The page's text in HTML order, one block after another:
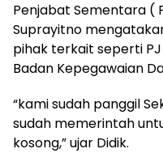
Penjabat Sementara (
Suprayitno
pihak terkait seperti
Badan Kepegawaian
“kami sudah panggil
sudah memerintah
kosong,” ujar Didik.